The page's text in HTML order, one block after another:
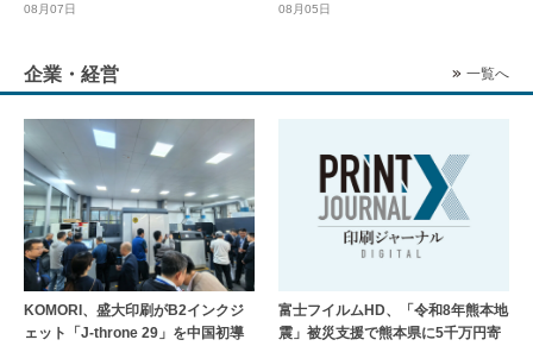
08月07日 08月05日
企業・経営 一覧へ
KOMORI、盛大印刷がB2インクジ
ェット「J-throne 29」を中国初導
富士フイルムHD、「令和8年熊本地
震」被災支援で熊本県に5千万円寄